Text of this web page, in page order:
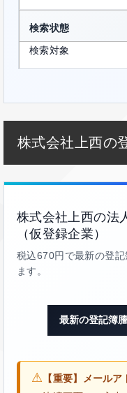
検索状態
検索対象
株式会社上西の
株式会社上西の法
（仮登録企業）
税込670円で最新の登
ます。
最新の登記簿
⚠ 【重要】メール